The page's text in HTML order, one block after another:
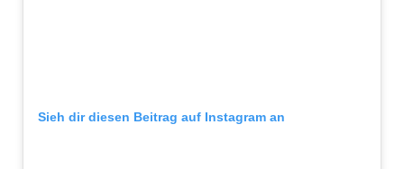
Sieh dir diesen Beitrag auf Instagram an